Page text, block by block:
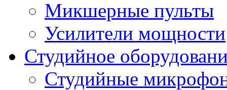
Микшерные пульты
Усилители мощности
Студийное
Студийные